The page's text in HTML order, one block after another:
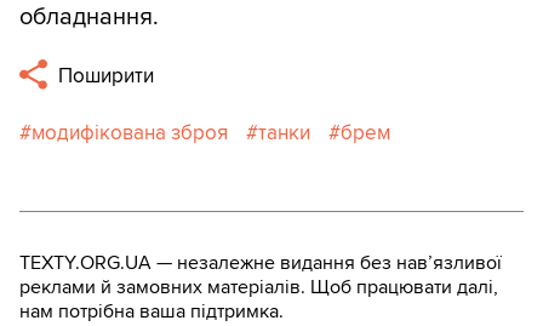
обладнання.
Поширити
модифікована зброя танки брем
TEXTY.ORG.UA — незалежне видання без навʼязливої
реклами й замовних матеріалів. Щоб працювати далі,
нам потрібна ваша підтримка.